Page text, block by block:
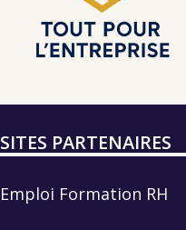
SITES PARTENAIRES
Emploi Formation RH